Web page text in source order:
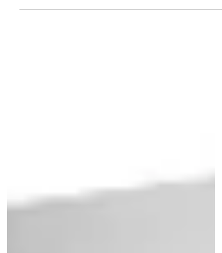
bambino imparò il mestiere del calzolaio